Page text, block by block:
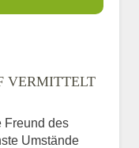
VERMITTELT
Freund des
Umstände